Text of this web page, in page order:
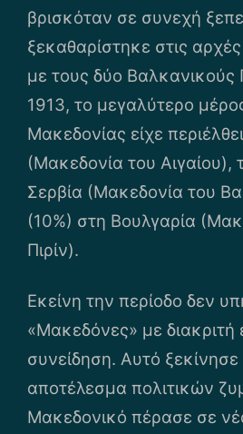
βρισκόταν σε συνεχή
ξεκαθαρίστηκε στις
με τους δύο Βαλκανικούς
1913, το μεγαλύτερο
Μακεδονίας είχε
(Μακεδονία του Αιγαίου),
Σερβία (Μακεδονία του
(10%) στη Βουλγαρία
Πιρίν).
Εκείνη την περίοδο δεν
«Μακεδόνες» με διακριτή
συνείδηση. Αυτό
αποτέλεσμα πολιτικών
Μακεδονικό πέρασε σε